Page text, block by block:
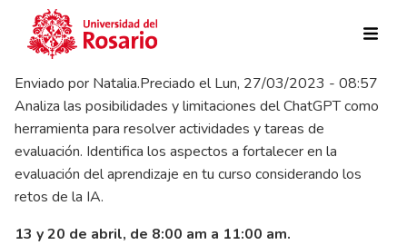
Pasar al contenido principal
Enviado por Natalia.Preciado elLun, 27/03/2023 - 08:57
Analiza las posibilidades y limitaciones del ChatGPT como
herramienta para resolver actividades y tareas de
evaluación. Identifica los aspectos a fortalecer en la
evaluación del aprendizaje en tu curso considerando los
retos de la IA.
13 y 20 de abril, de 8:00 am a 11:00 am.